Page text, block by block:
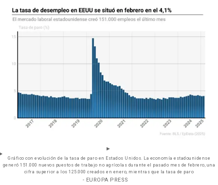
Gráfico con evolución de la tasa de paro en Estados Unidos. La economía estadounidense
generó 151.000 nuevos puestos de trabajo no agrícolas durante el pasado mes de febrero, una
cifra superior a los 125.000 creados en enero, mientras que la tasa de paro
- EUROPA PRESS